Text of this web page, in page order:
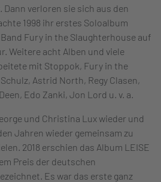
verloren sie sich aus den
1998 ihr erstes Soloalbum
Fury in the Slaughterhouse auf
Weitere acht Alben und viele
mit Stoppok, Fury in the
Astrid North, Regy Clasen,
Edo Zanki, Jon Lord u. v. a.
und Christina Lux wieder und
Jahren wieder gemeinsam zu
2018 erschien das Album LEISE
Preis der deutschen
Es war das erste ganz